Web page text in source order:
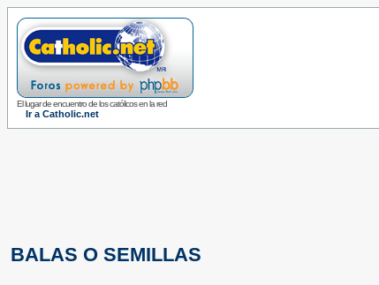
El lugar de encuentro de los católicos en la red
Ir a Catholic.net
BALAS O SEMILLAS